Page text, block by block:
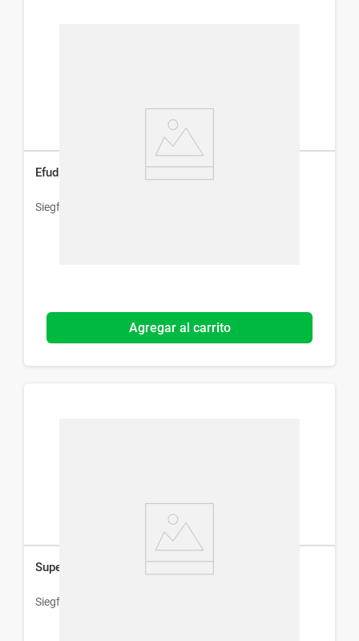
Efudix Unguento x 20 g
Siegfried
Agregar al carrito
Supel Diclofenaco Sodico 50 mg x 10 Comp
Siegfried